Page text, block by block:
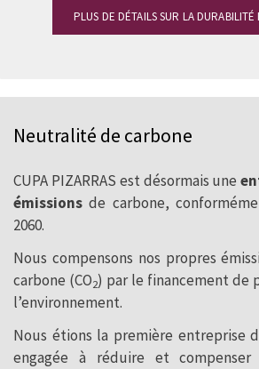
PLUS DE DÉTAILS SUR LA DURABILITÉ
Neutralité de carbone
CUPA PIZARRAS est désormais une
émissions de carbone,
2060.
Nous compensons nos propres
carbone (CO2) par le financement de
l’environnement.
Nous étions la première entreprise
engagée à réduire et compenser